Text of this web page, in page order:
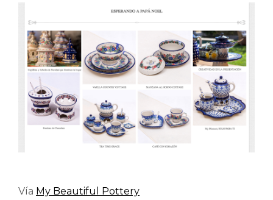
Vía My Beautiful Pottery